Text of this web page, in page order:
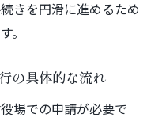
向と売主への影響
い福岡県のトラブ
売却の地域対策
押さえたい法的注意
きを円滑に進めるため
。
の具体的な流れ
場での申請が必要で